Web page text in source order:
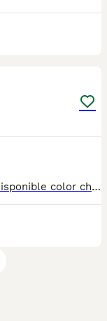
Cachorrito de bulldog francés exótico disponible color chocolate, se entrega con toda su documentación